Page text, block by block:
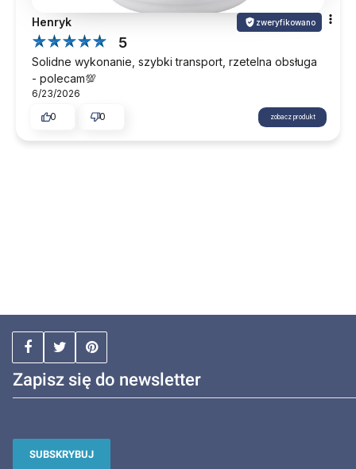
Henryk zweryfikowano
5
Solidne wykonanie, szybki transport, rzetelna obsługa
- polecam💯
6/23/2026
0
0 zobacz produkt
Zapisz się do newsletter
SUBSKRYBUJ